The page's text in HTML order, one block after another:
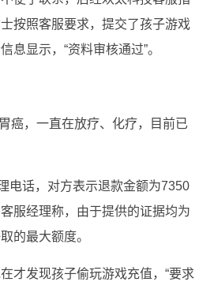
按照客服要求，提交了孩子游戏
显示，“资料审核通过”。
癌，一直在放疗、化疗，目前已
电话，对方表示退款金额为7350
服经理称，由于提供的证据均为
的最大额度。
才发现孩子偷玩游戏充值，“要求